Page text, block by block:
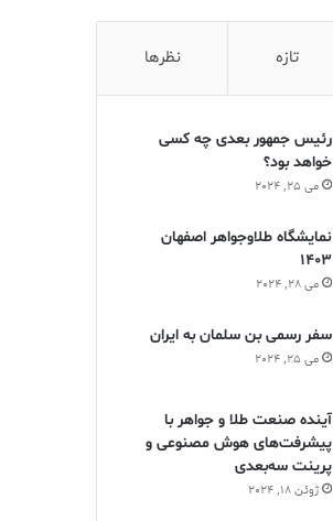
تازه نظرها
رئیس جمهور بعدی چه کسی
خواهد بود؟
می 25, 2024
نمایشگاه طلاوجواهر اصفهان
1403
می 28, 2024
سفر رسمی بن سلمان به ایران
می 25, 2024
آینده صنعت طلا و جواهر با
پیشرفت‌های هوش مصنوعی و
پرینت سه‌بعدی
ژوئن 18, 2024